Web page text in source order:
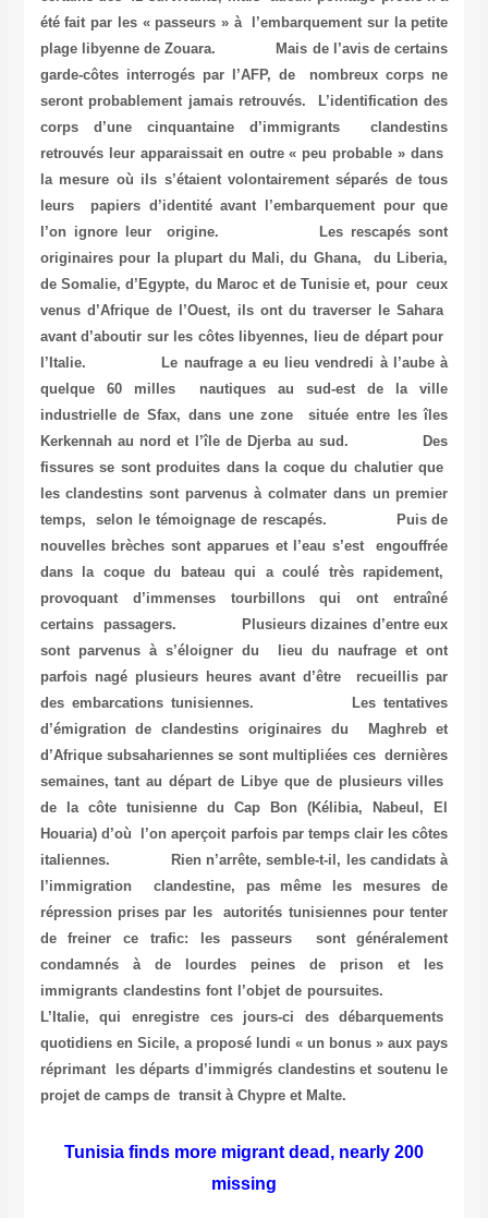
été fait par les « passeurs » à l’embarquement sur la petite
plage libyenne de Zouara. Mais de l’avis de certains
garde-côtes interrogés par l’AFP, de nombreux corps ne
seront probablement jamais retrouvés. L’identification des
corps d’une cinquantaine d’immigrants clandestins
retrouvés leur apparaissait en outre « peu probable » dans
la mesure où ils s’étaient volontairement séparés de tous
leurs papiers d’identité avant l’embarquement pour que
l’on ignore leur origine. Les rescapés sont
originaires pour la plupart du Mali, du Ghana, du Liberia,
de Somalie, d’Egypte, du Maroc et de Tunisie et, pour ceux
venus d’Afrique de l’Ouest, ils ont du traverser le Sahara
avant d’aboutir sur les côtes libyennes, lieu de départ pour
l’Italie. Le naufrage a eu lieu vendredi à l’aube à
quelque 60 milles nautiques au sud-est de la ville
industrielle de Sfax, dans une zone située entre les îles
Kerkennah au nord et l’île de Djerba au sud. Des
fissures se sont produites dans la coque du chalutier que
les clandestins sont parvenus à colmater dans un premier
temps, selon le témoignage de rescapés. Puis de
nouvelles brèches sont apparues et l’eau s’est engouffrée
dans la coque du bateau qui a coulé très rapidement,
provoquant d’immenses tourbillons qui ont entraîné
certains passagers. Plusieurs dizaines d’entre eux
sont parvenus à s’éloigner du lieu du naufrage et ont
parfois nagé plusieurs heures avant d’être recueillis par
des embarcations tunisiennes. Les tentatives
d’émigration de clandestins originaires du Maghreb et
d’Afrique subsahariennes se sont multipliées ces dernières
semaines, tant au départ de Libye que de plusieurs villes
de la côte tunisienne du Cap Bon (Kélibia, Nabeul, El
Houaria) d’où l’on aperçoit parfois par temps clair les côtes
italiennes. Rien n’arrête, semble-t-il, les candidats à
l’immigration clandestine, pas même les mesures de
répression prises par les autorités tunisiennes pour tenter
de freiner ce trafic: les passeurs sont généralement
condamnés à de lourdes peines de prison et les
immigrants clandestins font l’objet de poursuites.
L’Italie, qui enregistre ces jours-ci des débarquements
quotidiens en Sicile, a proposé lundi « un bonus » aux pays
réprimant les départs d’immigrés clandestins et soutenu le
projet de camps de transit à Chypre et Malte.
Tunisia finds more migrant dead, nearly 200
missing